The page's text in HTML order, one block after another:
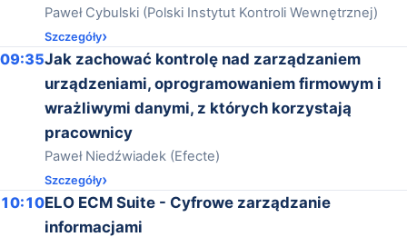
Paweł Cybulski (Polski Instytut Kontroli Wewnętrznej)
Szczegóły
09:35Jak zachować kontrolę nad zarządzaniem
urządzeniami, oprogramowaniem firmowym i
wrażliwymi danymi, z których korzystają
pracownicy
Paweł Niedźwiadek (Efecte)
Szczegóły
10:10ELO ECM Suite - Cyfrowe zarządzanie
informacjami